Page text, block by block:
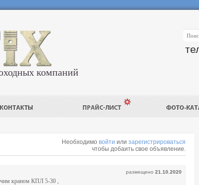
компаний
Необходимо войти или зарегистрироваться
чтобы добаить свое объявление.
размещено 21.10.2020
краном КПЛ 5-30 ,